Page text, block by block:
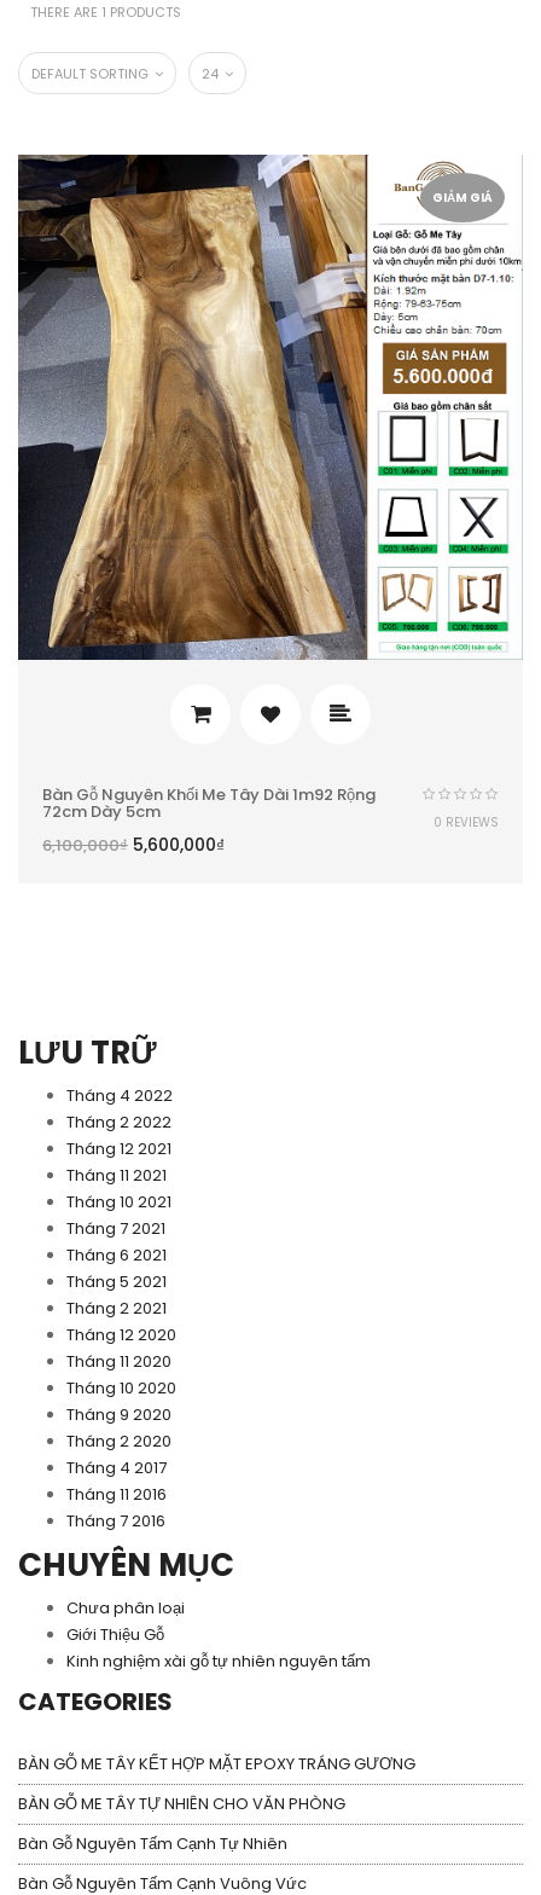
LƯU TRỮ
Tháng 4 2022
Tháng 2 2022
Tháng 12 2021
Tháng 11 2021
Tháng 10 2021
Tháng 7 2021
Tháng 6 2021
Tháng 5 2021
Tháng 2 2021
Tháng 12 2020
Tháng 11 2020
Tháng 10 2020
Tháng 9 2020
Tháng 2 2020
Tháng 4 2017
Tháng 11 2016
Tháng 7 2016
CHUYÊN MỤC
Chưa phân loại
Giới Thiệu Gỗ
Kinh nghiệm xài gỗ tự nhiên nguyên tấm
CATEGORIES
BÀN GỖ ME TÂY KẾT HỢP MẶT EPOXY TRÁNG GƯƠNG
BÀN GỖ ME TÂY TỰ NHIÊN CHO VĂN PHÒNG
Bàn Gỗ Nguyên Tấm Cạnh Tự Nhiên
Bàn Gỗ Nguyên Tấm Cạnh Vuông Vức
THERE ARE 1 PRODUCTS
DEFAULT SORTING 24
GIẢM GIÁ
Bàn Gỗ Nguyên Khối Me Tây Dài 1m92 Rộng
72cm Dày 5cm
6,100,000₫ 5,600,000₫
0 REVIEWS